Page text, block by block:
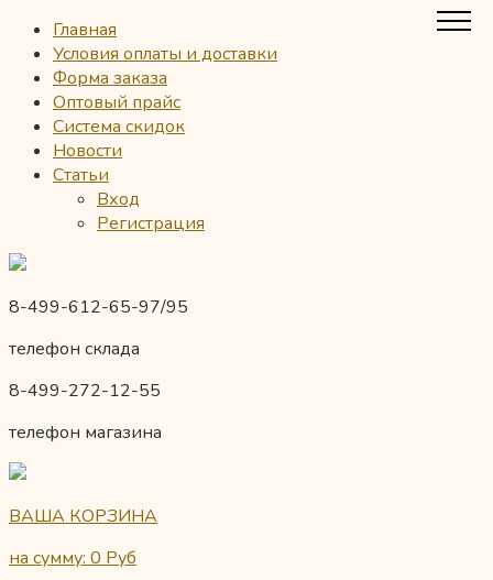
Главная
Условия оплаты и доставки
Форма заказа
Оптовый прайс
Система скидок
Новости
Статьи
Вход
Регистрация
8-499-612-65-97/95
телефон склада
8-499-272-12-55
телефон магазина
ВАША КОРЗИНА
на сумму: 0 Руб